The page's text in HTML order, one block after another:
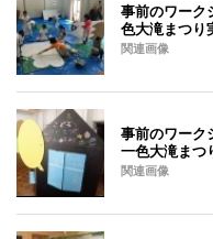
事前のワーク
色大滝まつり
関連画像
事前のワーク
一色大滝まつ
関連画像